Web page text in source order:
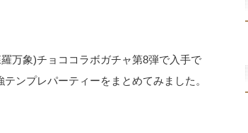
万象)チョココラボガチャ第8弾で入手で
ンプレパーティーをまとめてみました。